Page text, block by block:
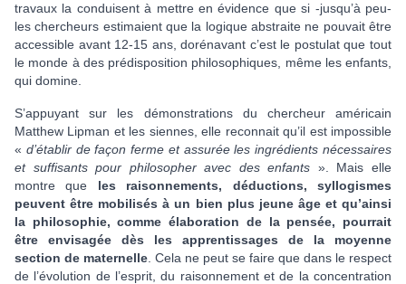
travaux la conduisent à mettre en évidence que si -jusqu’à peu-
les chercheurs estimaient que la logique abstraite ne pouvait être
accessible avant 12-15 ans, dorénavant c’est le postulat que tout
le monde à des prédisposition philosophiques, même les enfants,
qui domine.
S’appuyant sur les démonstrations du chercheur américain
Matthew Lipman et les siennes, elle reconnait qu’il est impossible
« d’établir de façon ferme et assurée les ingrédients nécessaires
et suffisants pour philosopher avec des enfants ». Mais elle
montre que les raisonnements, déductions, syllogismes
peuvent être mobilisés à un bien plus jeune âge et qu’ainsi
la philosophie, comme élaboration de la pensée, pourrait
être envisagée dès les apprentissages de la moyenne
section de maternelle . Cela ne peut se faire que dans le respect
de l’évolution de l’esprit, du raisonnement et de la concentration